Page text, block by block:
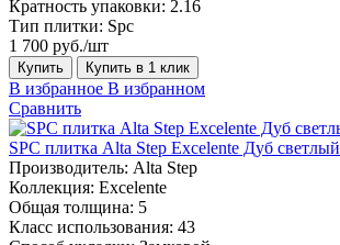
Кратность упаковки: 2.16
Тип плитки: Spc
1 700 руб./шт
Купить Купить в 1 клик
В избранное В избранном
Сравнить
SPC плитка Alta Step Excelente Дуб светлый
Производитель: Alta Step
Коллекция: Excelente
Общая толщина: 5
Класс использования: 43